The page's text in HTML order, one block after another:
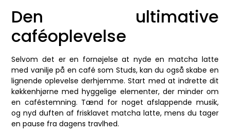
Den ultimative
caféoplevelse
Selvom det er en fornøjelse at nyde en matcha latte
med vanilje på en café som Studs, kan du også skabe en
lignende oplevelse derhjemme. Start med at indrette dit
køkkenhjørne med hyggelige elementer, der minder om
en caféstemning. Tænd for noget afslappende musik,
og nyd duften af frisklavet matcha latte, mens du tager
en pause fra dagens travlhed.